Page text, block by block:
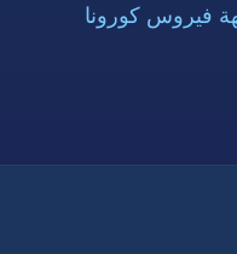
فيروس كورونا